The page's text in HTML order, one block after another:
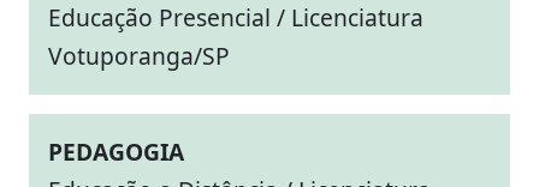
Educação Presencial / Licenciatura
Votuporanga/SP
PEDAGOGIA